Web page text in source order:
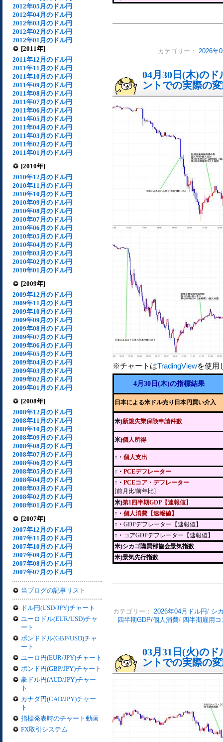
2012年05月のドル円
2012年04月のドル円
2012年03月のドル円
2012年02月のドル円
2012年01月のドル円
[2011年]
2011年12月のドル円
2011年11月のドル円
2011年10月のドル円
2011年09月のドル円
2011年08月のドル円
2011年07月のドル円
2011年06月のドル円
2011年05月のドル円
2011年04月のドル円
2011年03月のドル円
2011年02月のドル円
2011年01月のドル円
[2010年]
2010年12月のドル円
2010年11月のドル円
2010年10月のドル円
2010年09月のドル円
2010年08月のドル円
2010年07月のドル円
2010年06月のドル円
2010年05月のドル円
2010年04月のドル円
2010年03月のドル円
2010年02月のドル円
2010年01月のドル円
[2009年]
2009年12月のドル円
2009年11月のドル円
2009年10月のドル円
2009年09月のドル円
2009年08月のドル円
2009年07月のドル円
2009年06月のドル円
2009年05月のドル円
2009年04月のドル円
2009年03月のドル円
2009年02月のドル円
2009年01月のドル円
[2008年]
2008年12月のドル円
2008年11月のドル円
2008年10月のドル円
2008年09月のドル円
2008年08月のドル円
2008年07月のドル円
2008年06月のドル円
2008年05月のドル円
2008年04月のドル円
2008年03月のドル円
2008年02月のドル円
2008年01月のドル円
[2007年]
2007年12月のドル円
2007年11月のドル円
2007年10月のドル円
2007年09月のドル円
2007年08月のドル円
2007年07月のドル円
当ブログの記事リスト
ドル円(USD/JPY)チャート
ユーロドル(EUR/USD)チャ
ート
ポンドドル(GBP/USD)チャ
ート
ユーロ円(EUR/JPY)チャート
ポンド円(GBP/JPY)チャート
豪ドル円(AUD/JPY)チャー
ト
カナダ円(CAD/JPY)チャー
ト
指標発表時のチャート動画
FX取引システム
カテゴリー： 2026年
04月30日(木)の
ントでの実際の
※チャートはTradingViewを使用
4月30日(木)の指標結果
日本による米ドル売り日本円買い介入
米)新規失業保険申請件数
米)個人所得
↑・ 個人支出
↑・ PCEデフレーター
↑・ PCEコア・デフレーター
[前月比/前年比]
米)第1四半期GDP【速報値】
↑・ 個人消費【速報値】
↑・ GDPデフレーター【速報値】
↑・ コアGDPデフレーター【速報値】
米)シカゴ購買部協会景気指数
米)景気先行指数
カテゴリー： 2026年04月ドル円/ シ
四半期GDP/個人消費/ 四半期雇用
03月31日(火)の
ントでの実際の